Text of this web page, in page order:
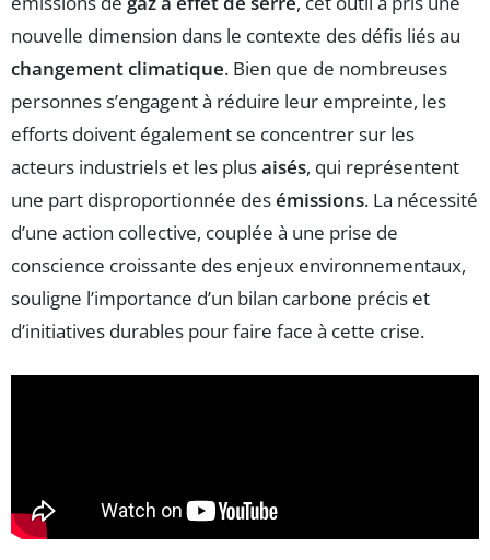
nouvelle dimension dans le contexte des défis liés au
changement climatique. Bien que de nombreuses
personnes s’engagent à réduire leur empreinte, les
efforts doivent également se concentrer sur les
acteurs industriels et les plusaisés, qui représentent
une part disproportionnée desémissions. La nécessité
d’une action collective, couplée à une prise de
conscience croissante des enjeux environnementaux,
souligne l’importance d’un bilan carbone précis et
d’initiatives durables pour faire face à cette crise.